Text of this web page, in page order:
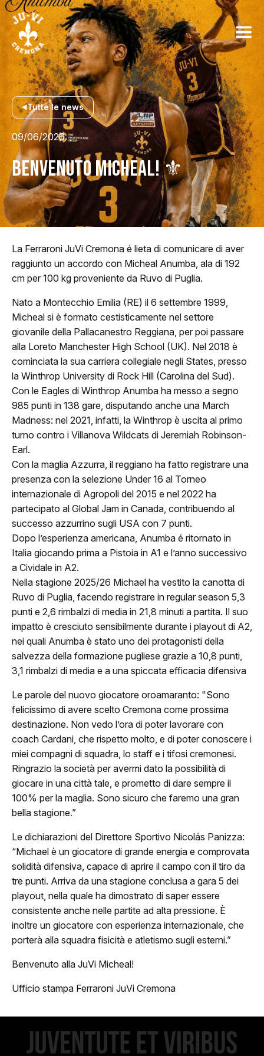
Tutte le news
09/06/2026
BENVENUTO MICHEAL! ⚜️
Storia
Squadra 25/26
Organigramma
Safe Guarding
Classifica
Calendario
JuVi Sponsor
Diventa Sponsor
Biglietti
Abbonamenti
Accrediti Stampa
Minibasket
Settore Giovanile
Photo Gallery
La Ferraroni JuVi Cremona é lieta di comunicare di aver
raggiunto un accordo con Micheal Anumba, ala di 192
cm per 100 kg proveniente da Ruvo di Puglia.
Nato a Montecchio Emilia (RE) il 6 settembre 1999,
Micheal si è formato cestisticamente nel settore
giovanile della Pallacanestro Reggiana, per poi passare
alla Loreto Manchester High School (UK). Nel 2018 è
cominciata la sua carriera collegiale negli States, presso
la Winthrop University di Rock Hill (Carolina del Sud).
Con le Eagles di Winthrop Anumba ha messo a segno
985 punti in 138 gare, disputando anche una March
Madness: nel 2021, infatti, la Winthrop è uscita al primo
turno contro i Villanova Wildcats di Jeremiah Robinson-
Earl.
Con la maglia Azzurra, il reggiano ha fatto registrare una
presenza con la selezione Under 16 al Torneo
internazionale di Agropoli del 2015 e nel 2022 ha
partecipato al Global Jam in Canada, contribuendo al
successo azzurrino sugli USA con 7 punti.
Dopo l’esperienza americana, Anumba é ritornato in
Italia giocando prima a Pistoia in A1 e l’anno successivo
a Cividale in A2.
Nella stagione 2025/26 Michael ha vestito la canotta di
Ruvo di Puglia, facendo registrare in regular season 5,3
punti e 2,6 rimbalzi di media in 21,8 minuti a partita. Il suo
impatto è cresciuto sensibilmente durante i playout di A2,
nei quali Anumba è stato uno dei protagonisti della
salvezza della formazione pugliese grazie a 10,8 punti,
3,1 rimbalzi di media e a una spiccata efficacia difensiva
Le parole del nuovo giocatore oroamaranto: "Sono
felicissimo di avere scelto Cremona come prossima
destinazione. Non vedo l’ora di poter lavorare con
coach Cardani, che rispetto molto, e di poter conoscere i
miei compagni di squadra, lo staff e i tifosi cremonesi.
Ringrazio la società per avermi dato la possibilità di
giocare in una città tale, e prometto di dare sempre il
100% per la maglia. Sono sicuro che faremo una gran
bella stagione.”
Le dichiarazioni del Direttore Sportivo Nicolás Panizza:
“Michael è un giocatore di grande energia e comprovata
solidità difensiva, capace di aprire il campo con il tiro da
tre punti. Arriva da una stagione conclusa a gara 5 dei
playout, nella quale ha dimostrato di saper essere
consistente anche nelle partite ad alta pressione. È
inoltre un giocatore con esperienza internazionale, che
porterà alla squadra fisicità e atletismo sugli esterni.”
Benvenuto alla JuVi Micheal!
Ufficio stampa Ferraroni JuVi Cremona